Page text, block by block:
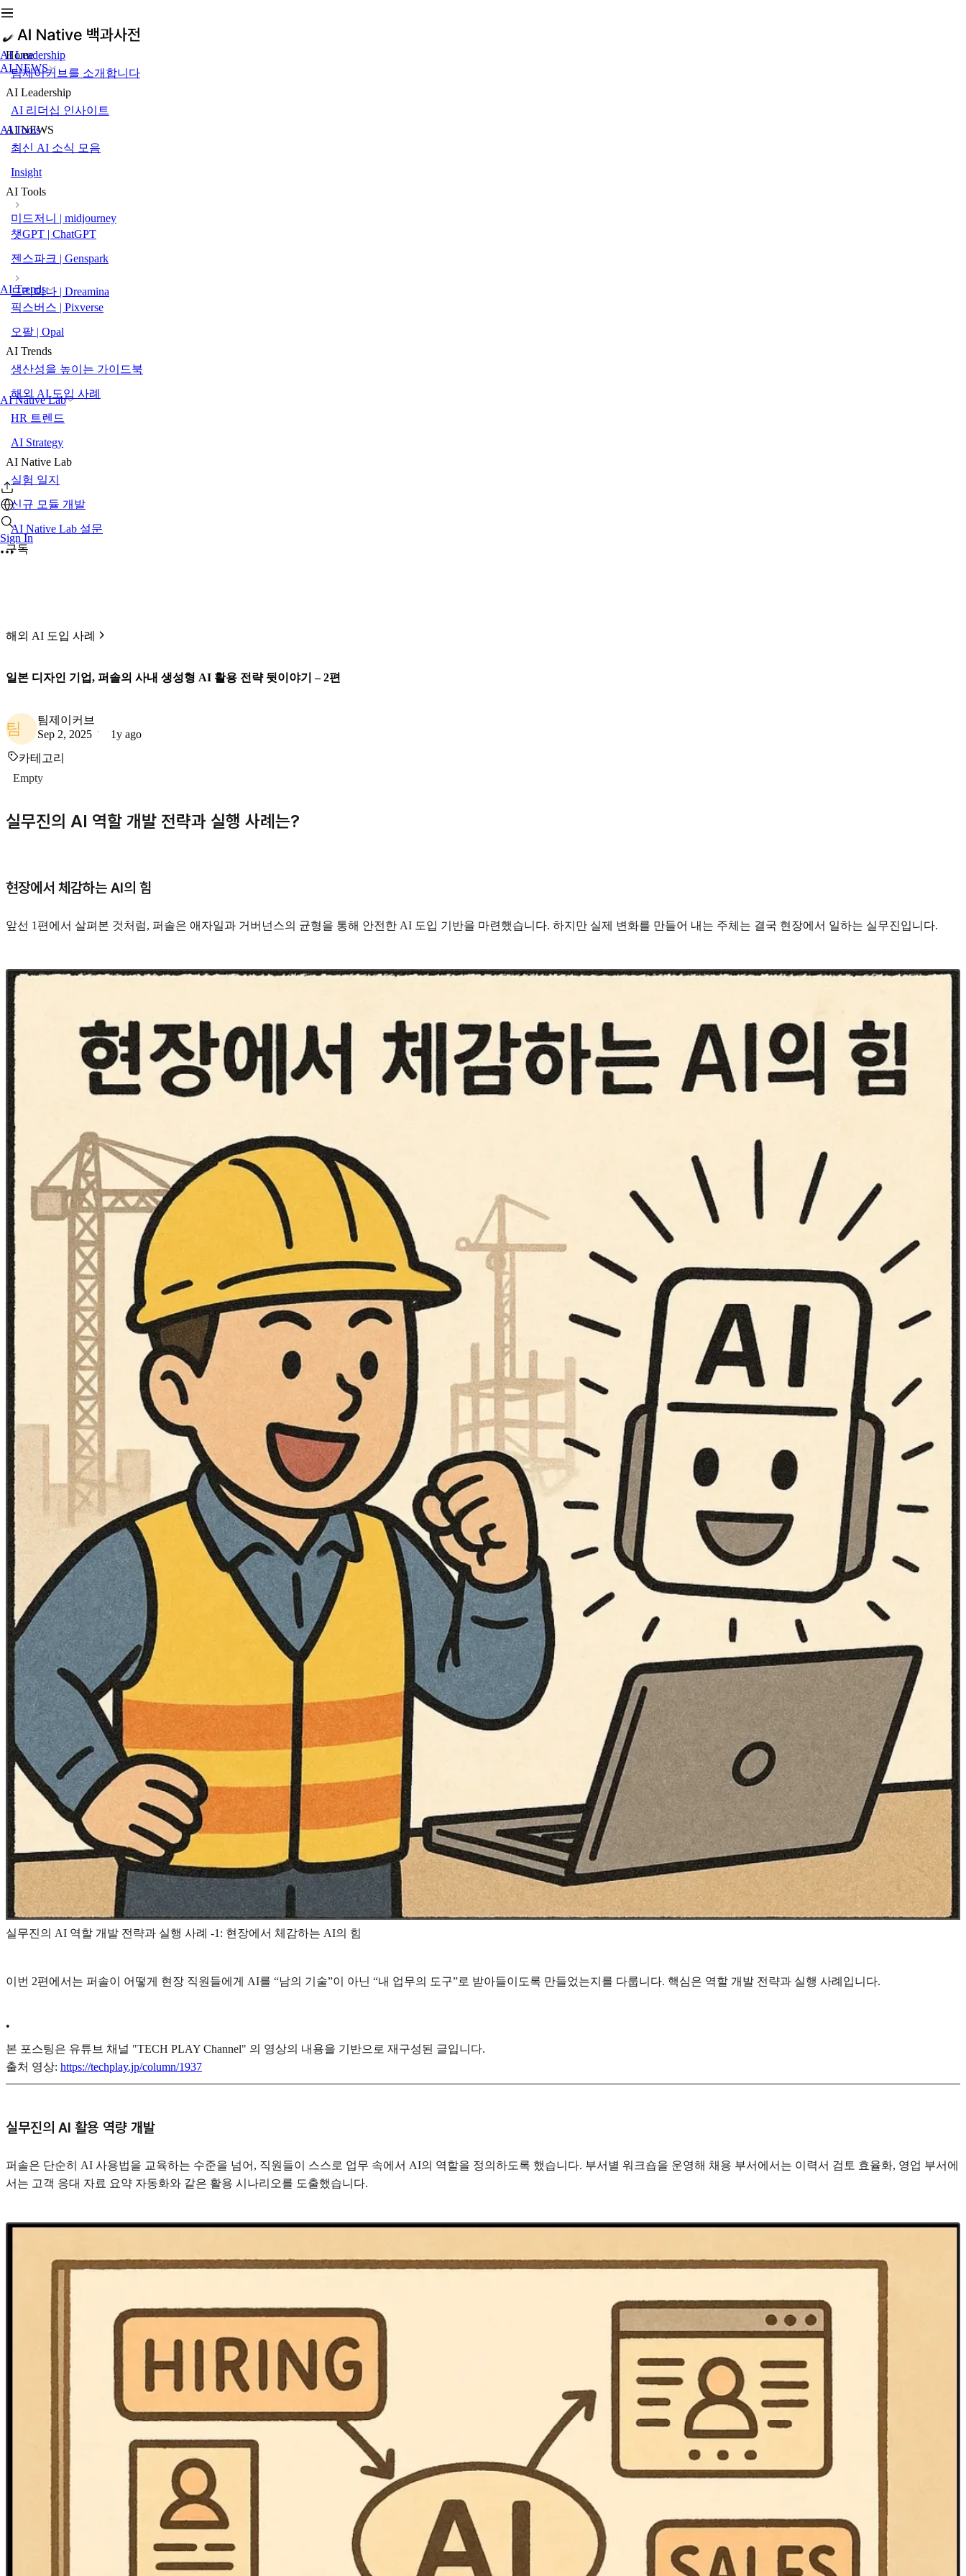
AI Leadership
AI NEWS
AI Tools
AI Trends
AI Native Lab
Sign In
Home
팀제이커브를 소개합니다
AI Leadership
AI 리더십 인사이트
AI NEWS
최신 AI 소식 모음
Insight
AI Tools
미드저니 | midjourney
챗GPT | ChatGPT
젠스파크 | Genspark
드리미나 | Dreamina
픽스버스 | Pixverse
오팔 | Opal
AI Trends
생산성을 높이는 가이드북
해외 AI 도입 사례
HR 트렌드
AI Strategy
AI Native Lab
실험 일지
신규 모듈 개발
AI Native Lab 설문
구독
해외 AI 도입 사례
일본 디자인 기업, 퍼솔의 사내 생성형 AI 활용 전략 뒷이야기 – 2편
팀
팀제이커브
Sep 2, 2025
1y ago
카테고리
Empty
실무진의 AI 역할 개발 전략과 실행 사례는?
현장에서 체감하는 AI의 힘
앞선 1편에서 살펴본 것처럼, 퍼솔은 애자일과 거버넌스의 균형을 통해 안전한 AI 도입 기반을 마련했습니다. 하지만 실제 변화를 만들어 내는 주체는 결국 현장에서 일하는 실무진입니다.
실무진의 AI 역할 개발 전략과 실행 사례 -1: 현장에서 체감하는 AI의 힘
이번 2편에서는 퍼솔이 어떻게 현장 직원들에게 AI를 “남의 기술”이 아닌 “내 업무의 도구”로 받아들이도록 만들었는지를 다룹니다. 핵심은 역할 개발 전략과 실행 사례입니다.
•
본 포스팅은 유튜브 채널 "TECH PLAY Channel" 의 영상의 내용을 기반으로 재구성된 글입니다.
출처 영상: https://techplay.jp/column/1937
실무진의 AI 활용 역량 개발
퍼솔은 단순히 AI 사용법을 교육하는 수준을 넘어, 직원들이 스스로 업무 속에서 AI의 역할을 정의하도록 했습니다. 부서별 워크숍을 운영해 채용 부서에서는 이력서 검토 효율화, 영업 부서에
서는 고객 응대 자료 요약 자동화와 같은 활용 시나리오를 도출했습니다.